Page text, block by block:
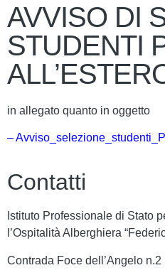
AVVISO DI
STUDENTI
in allegato quanto in oggetto
–
Contatti
Istituto Professionale di Stato
l’Ospitalità Alberghiera
Contrada Foce dell’Angelo n.2